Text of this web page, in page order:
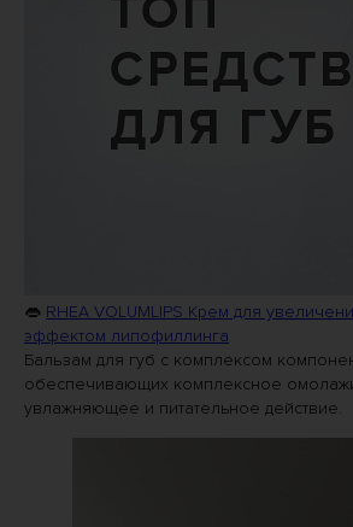
👄 RHEA VOLUMLIPS Крем для
эффектом липофиллинга
Бальзам для губ с комплексом
обеспечивающих комплексное
увлажняющее и питательное действие.